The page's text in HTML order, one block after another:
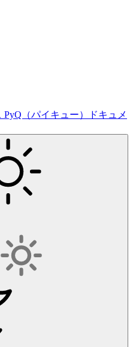
（パイキュー）ドキュメ